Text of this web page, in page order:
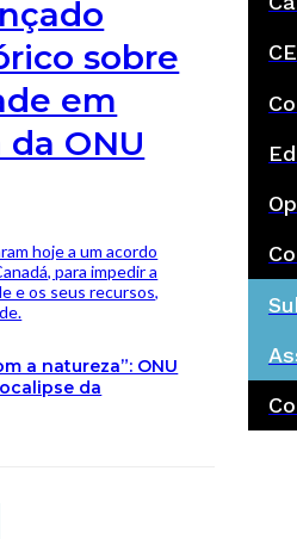
sobre
em
ONU
hoje a um acordo
para impedir a
e os seus recursos,
a natureza”: ONU
da